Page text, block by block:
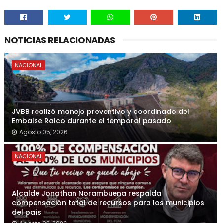
NOTICIAS RELACIONADAS
NACIONAL
JVBB realizó manejo preventivo y coordinado del
Embalse Ralco durante el temporal pasado
Agosto 05, 2026
NACIONAL
Alcalde Jonathan Norambuena respalda
compensación total de recursos para los municipios
del país